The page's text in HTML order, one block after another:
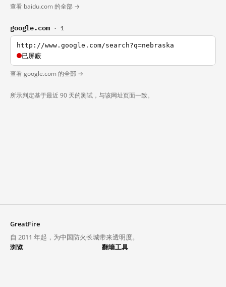
查看 baidu.com 的全部 →
google.com · 1
http://www.google.com/search?q=nebraska
已屏蔽
查看 google.com 的全部 →
所示判定基于最近 90 天的测试，与该网址页面一致。
GreatFire
自 2011 年起，为中国防火长城带来透明度。
浏览
翻墙工具